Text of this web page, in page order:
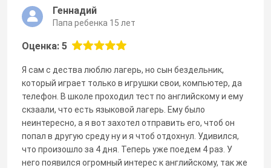
Геннадий
Папа ребенка 15 лет
Оценка: 5
Я сам с дества люблю лагерь, но сын бездельник,
который играет только в игрушки свои, компьютер, да
телефон. В школе проходил тест по английскому и ему
скзаали, что есть языковой лагерь. Ему было
неинтересно, а я вот захотел отправить его, чтоб он
попал в другую среду ну и я чтоб отдохнул. Удивился,
что произошло за 4 дня. Теперь уже поедем 4 раз. У
него появился огромный интерес к английскому, так же